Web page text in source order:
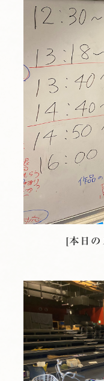
[本日